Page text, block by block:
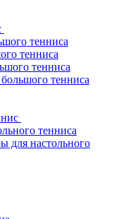
тенниса
тенниса
тенниса
тенниса
тенниса
для настольного